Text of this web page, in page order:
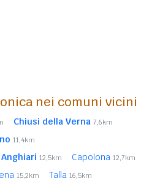
nei comuni vicini
Chiusi della Verna 7,6km
11,4km
Anghiari 12,5km Capolona 12,7km
15,2km Talla 16,5km